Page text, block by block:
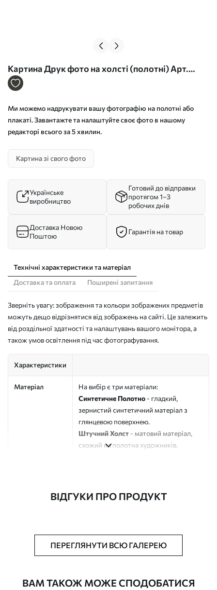
Картина Друк фото на холсті (полотні) Арт.
s33167
Ми можемо надрукувати вашу фотографію на полотні або
плакаті. Завантажте та налаштуйте своє фото в нашому
редакторі всього за 5 хвилин.
Картина зі свого фото
Українське
виробництво
Готовий до відправки
протягом 1–3
робочих днів
Доставка Новою
Поштою
Гарантія на товар
Технічні характеристики та матеріал
Доставка та оплата
Поширені запитання
Зверніть увагу: зображення та кольори зображених предметів
можуть дещо відрізнятися від зображень на сайті. Це залежить
від роздільної здатності та налаштувань вашого монітора, а
також умов освітлення під час фотографування.
Характеристики
Матеріал
На вибір є три матеріали:
Синтетичне Полотно - гладкий,
зернистий синтетичний матеріал з
глянцевою поверхнею.
Штучний Холст - матовий матеріал,
схожий на полотна художників.
Додатково Можна додати лакове покриття.
ВІДГУКИ ПРО ПРОДУКТ
ПЕРЕГЛЯНУТИ ВСЮ ГАЛЕРЕЮ
ВАМ ТАКОЖ МОЖЕ СПОДОБАТИСЯ